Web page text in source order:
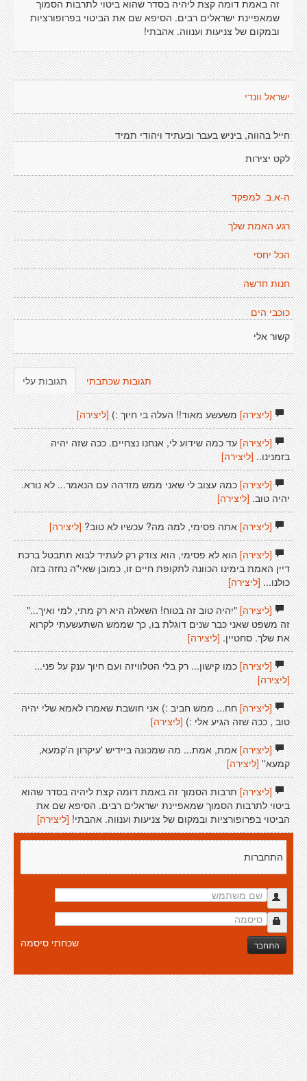
זה באמת דומה קצת ליהיה בסדר שהוא ביטוי לתרבות הסמוך
שמאפיינת ישראלים רבים. הסיפא שם את הביטוי בפרופורציות
ובמקום של צניעות וענווה. אהבתי!
ישראל וונדי
חייל בהווה, ביניש בעבר ובעתיד ויהודי תמיד
לקט יצירות
ה-א.ב. למפקד
רגע האמת שלך
הכל יחסי
חנות חדשה
כוכבי הים
קשור אלי
תגובות עלי תגובות שכתבתי
[ליצירה]משעשע מאוד!! העלה בי חיוך :) [ליצירה]
[ליצירה]עד כמה שידוע לי, אנחנו נצחיים. ככה שזה יהיה
בזמנינו.. [ליצירה]
[ליצירה]כמה עצוב לי שאני ממש מזדהה עם הנאמר... לא נורא.
יהיה טוב. [ליצירה]
[ליצירה]אתה פסימי, למה מה? עכשיו לא טוב? [ליצירה]
[ליצירה]הוא לא פסימי, הוא צודק רק לעתיד לבוא תתבטל ברכת
דיין האמת בימינו הכוונה לתקופת חיים זו, כמובן שאי"ה נחזה בזה
כולנו... [ליצירה]
[ליצירה]"יהיה טוב זה בטוח! השאלה היא רק מתי, למי ואיך..."
זה משפט שאני כבר שנים דוגלת בו, כך שממש השתעשעתי לקרוא
את שלך. סחטיין. [ליצירה]
[ליצירה]כמו קישון... רק בלי הטלוויזה ועם חיוך ענק על פני...
[ליצירה]
[ליצירה]חח... ממש חביב :) אני חושבת שאמרו לאמא שלי יהיה
טוב , ככה שזה הגיע אלי :)[ליצירה]
[ליצירה]אמת, אמת... מה שמכונה ביידיש 'עיקרון ה'קמעא,
קמעא'' [ליצירה]
[ליצירה]תרבות הסמוך זה באמת דומה קצת ליהיה בסדר שהוא
ביטוי לתרבות הסמוך שמאפיינת ישראלים רבים. הסיפא שם את
הביטוי בפרופורציות ובמקום של צניעות וענווה. אהבתי! [ליצירה]
התחברות
התחבר שכחתי סיסמה